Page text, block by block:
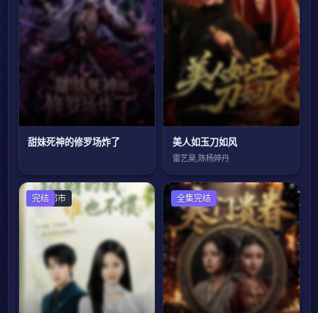
甜妹死神的修罗场炸了 美人如玉刀如风
雷艺昊,陈杨婷丹
现代都市
完结 古装仙侠
全集完结